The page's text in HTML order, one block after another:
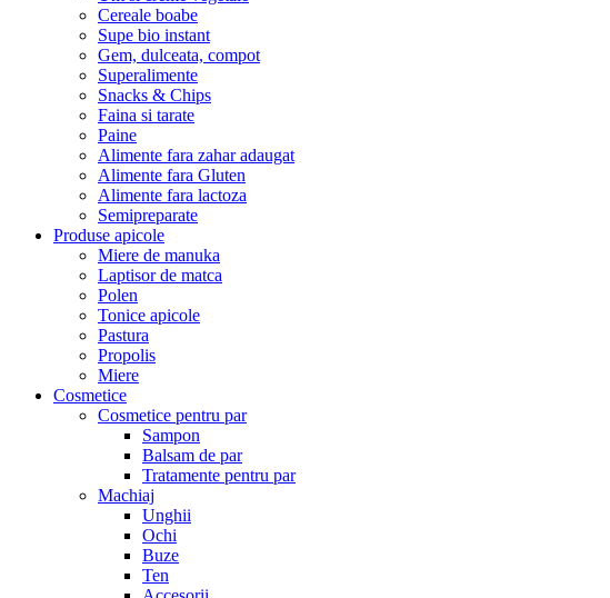
Cereale boabe
Supe bio instant
Gem, dulceata, compot
Superalimente
Snacks & Chips
Faina si tarate
Paine
Alimente fara zahar adaugat
Alimente fara Gluten
Alimente fara lactoza
Semipreparate
Produse apicole
Miere de manuka
Laptisor de matca
Polen
Tonice apicole
Pastura
Propolis
Miere
Cosmetice
Cosmetice pentru par
Sampon
Balsam de par
Tratamente pentru par
Machiaj
Unghii
Ochi
Buze
Ten